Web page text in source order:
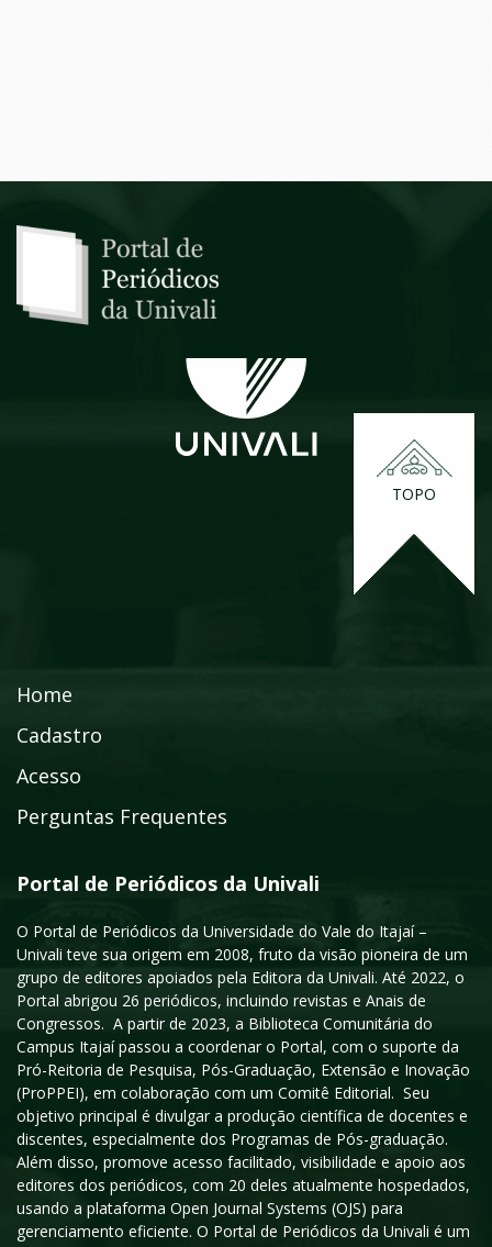
TOPO
Home
Cadastro
Acesso
Perguntas Frequentes
Portal de Periódicos da Univali
O Portal de Periódicos da Universidade do Vale do Itajaí –
Univali teve sua origem em 2008, fruto da visão pioneira de um
grupo de editores apoiados pela Editora da Univali. Até 2022, o
Portal abrigou 26 periódicos, incluindo revistas e Anais de
Congressos. A partir de 2023, a Biblioteca Comunitária do
Campus Itajaí passou a coordenar o Portal, com o suporte da
Pró-Reitoria de Pesquisa, Pós-Graduação, Extensão e Inovação
(ProPPEI), em colaboração com um Comitê Editorial. Seu
objetivo principal é divulgar a produção científica de docentes e
discentes, especialmente dos Programas de Pós-graduação.
Além disso, promove acesso facilitado, visibilidade e apoio aos
editores dos periódicos, com 20 deles atualmente hospedados,
usando a plataforma Open Journal Systems (OJS) para
gerenciamento eficiente. O Portal de Periódicos da Univali é um